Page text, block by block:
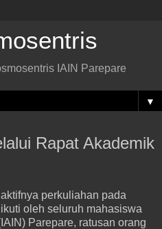
IAIN Parepare
▼
Rapat Akademik
perkuliahan pada
oleh seluruh mahasiswa
Parepare, ratusan orang